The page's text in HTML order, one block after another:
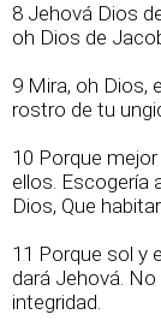
8 Jehová Dios
oh Dios de
9 Mira, oh Dios,
rostro de tu
10 Porque
ellos. Escogería
Dios, Que
11 Porque sol y
dará Jehová.
integridad.